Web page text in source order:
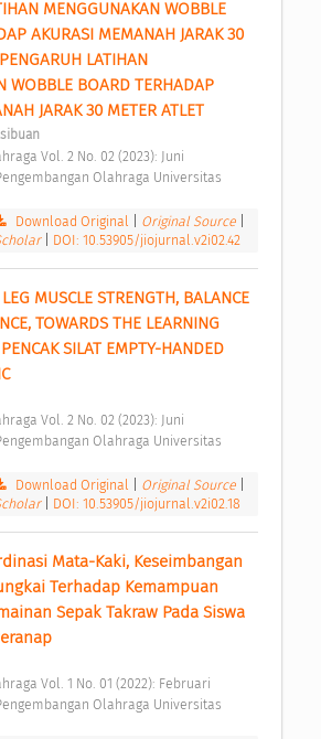
MENGGUNAKAN WOBBLE
AKURASI MEMANAH JARAK 30
LATIHAN
WOBBLE BOARD TERHADAP
JARAK 30 METER ATLET
Vol. 2 No. 02 (2023): Juni
Olahraga Universitas
Download Original Original Source
DOI: 10.53905/jiojurnal.v2i02.42
MUSCLE STRENGTH, BALANCE
TOWARDS THE LEARNING
SILAT EMPTY-HANDED
Vol. 2 No. 02 (2023): Juni
Olahraga Universitas
Download Original Original Source
DOI: 10.53905/jiojurnal.v2i02.18
Mata-Kaki, Keseimbangan
Terhadap Kemampuan
Sepak Takraw Pada Siswa
Vol. 1 No. 01 (2022): Februari
Olahraga Universitas